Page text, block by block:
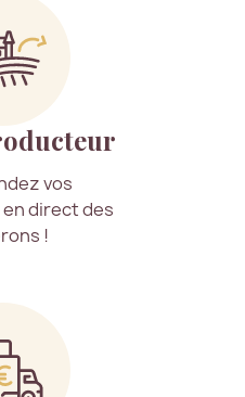
vos
direct des
!